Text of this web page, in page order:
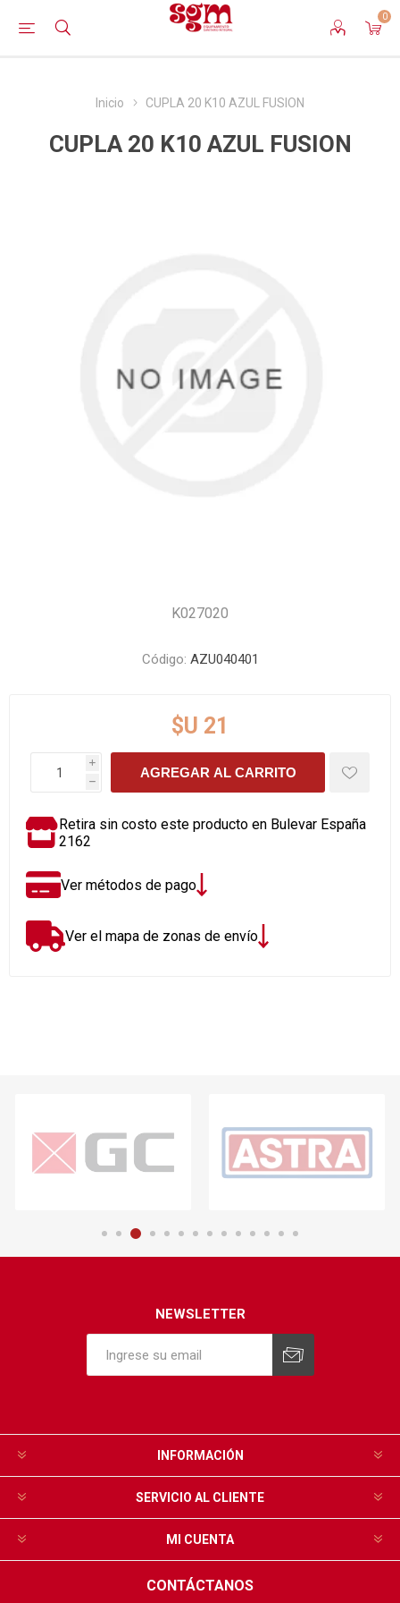
0
Inicio CUPLA 20 K10 AZUL FUSION
CUPLA 20 K10 AZUL FUSION
K027020
Código: AZU040401
$U 21
i
h
AGREGAR AL CARRITO
Retira sin costo este producto en Bulevar España
2162
Ver métodos de pago
Ver el mapa de zonas de envío
NEWSLETTER
INFORMACIÓN
SERVICIO AL CLIENTE
MI CUENTA
CONTÁCTANOS